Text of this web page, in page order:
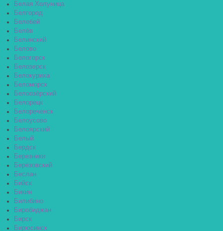
Белая Холуница
Белгород
Белебей
Белёв
Белинский
Белово
Белогорск
Белозерск
Белокуриха
Беломорск
Белоозёрский
Белорецк
Белореченск
Белоусово
Белоярский
Белый
Бердск
Березники
Берёзовский
Беслан
Бийск
Бикин
Билибино
Биробиджан
Бирск
Бирюсинск